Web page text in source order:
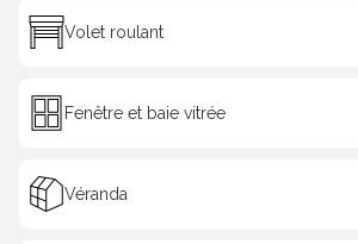
Volet roulant
Fenêtre et baie vitrée
Véranda